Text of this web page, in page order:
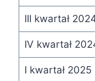
III kwartał
IV kwartał
I kwartał 2025